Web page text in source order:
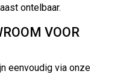
ontelbaar.
VOOR
eenvoudig via onze